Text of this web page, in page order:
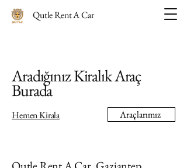
Qutle Rent A Car
Aradığınız Kiralık Araç
Burada
Hemen Kirala Araçlarımız